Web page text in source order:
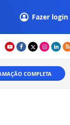
Fazer login
COMPLETA